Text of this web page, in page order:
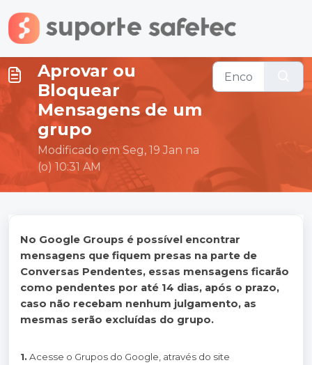
Ir para o conteúdo principal
Aprovar ou
Bloquear
Mensagens de um
grupo
Modificado em Seg, 19 Jan na
(o) 10:31 AM
No Google Groups é possível encontrar
mensagens que fiquem presas na parte de
Conversas Pendentes, essas mensagens ficarão
como pendentes por até 14 dias, após o prazo,
caso não recebam nenhum julgamento, as
mesmas serão excluídas do grupo.
1. Acesse o Grupos do Google, através do site